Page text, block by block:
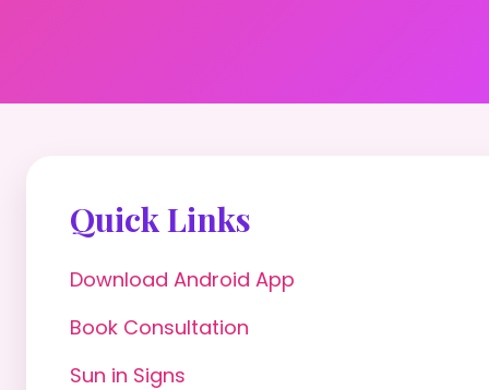
Quick Links
Download Android App
Book Consultation
Sun in Signs